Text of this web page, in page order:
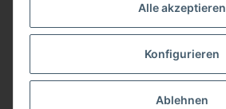
Alle akzeptieren
Konfigurieren
Ablehnen
Herstellerinformationen